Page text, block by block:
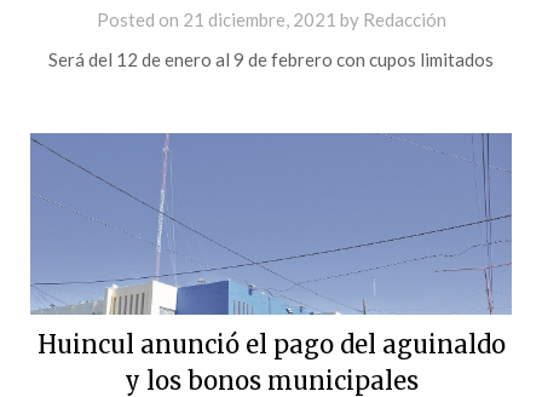
Posted on 21 diciembre, 2021 by Redacción
Será del 12 de enero al 9 de febrero con cupos limitados
Huincul anunció el pago del aguinaldo
y los bonos municipales